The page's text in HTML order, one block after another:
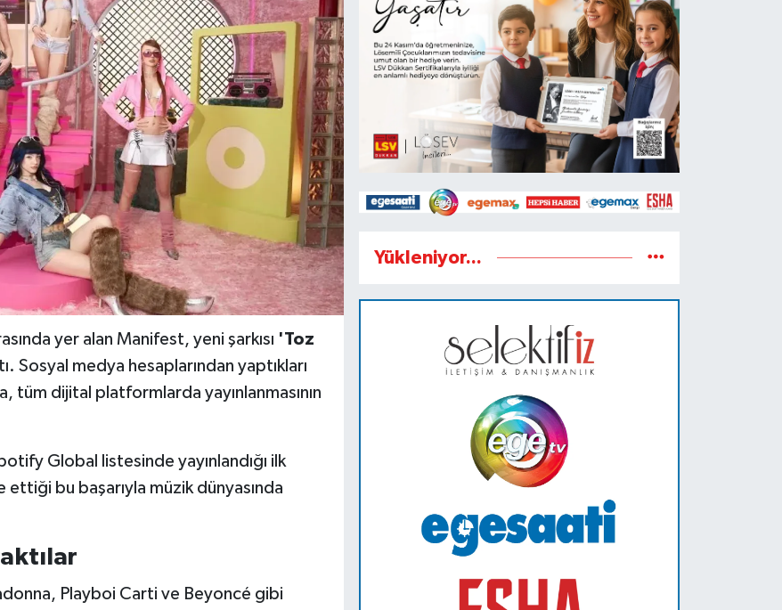
yer alan Manifest, yeni şarkısı 'Toz
Sosyal medya hesaplarından yaptıkları
tüm dijital platformlarda yayınlanmasının
Global listesinde yayınlandığı ilk
bu başarıyla müzik dünyasında
Playboi Carti ve Beyoncé gibi
Yükleniyor...